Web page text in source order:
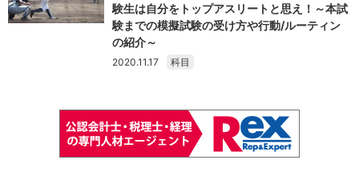
験生は自分をトップアスリートと思え！～本試
験までの模擬試験の受け方や行動/ルーティン
の紹介～
2020.11.17 科目